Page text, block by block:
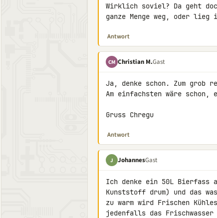
Wirklich soviel? Da geht
ganze Menge weg, oder lieg
Antwort
CM Christian M.Gast
Ja, denke schon. Zum grob
Am einfachsten wäre schon,
Gruss Chregu
Antwort
J JohannesGast
Ich denke ein 50L Bierfass
Kunststoff drum) und das
zu warm wird Frischen
jedenfalls das